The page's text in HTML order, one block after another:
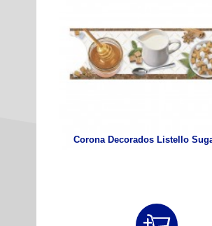
Corona Decorados Listello